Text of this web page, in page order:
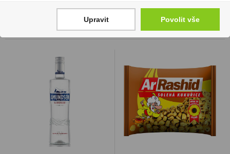
Upravit Povolit vše